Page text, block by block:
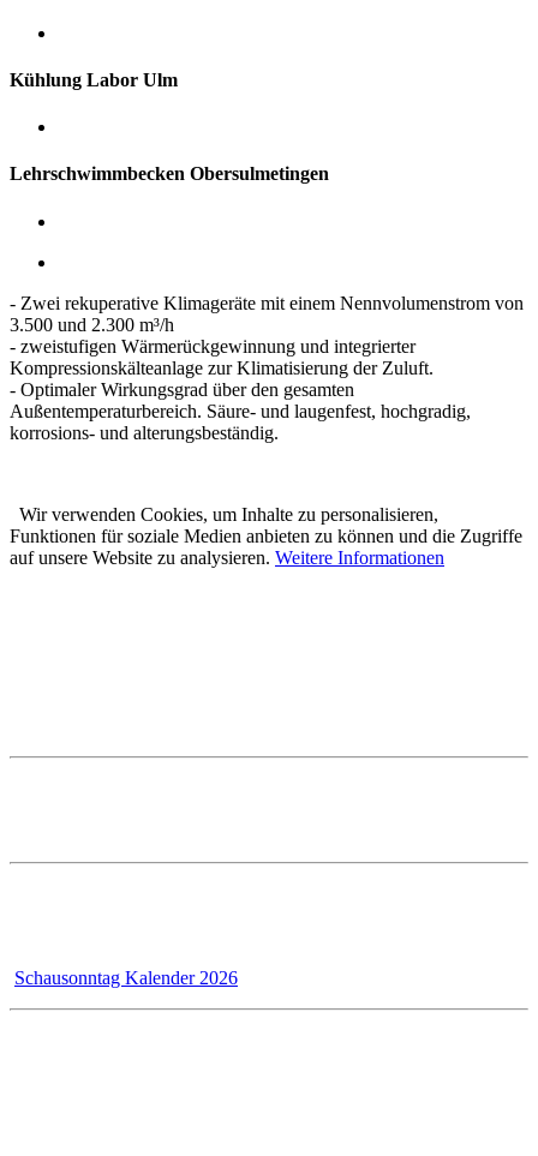
Kühlung Labor Ulm
Lehrschwimmbecken Obersulmetingen
- Zwei rekuperative Klimageräte mit einem Nennvolumenstrom von
3.500 und 2.300 m³/h
- zweistufigen Wärmerückgewinnung und integrierter
Kompressionskälteanlage zur Klimatisierung der Zuluft.
- Optimaler Wirkungsgrad über den gesamten
Außentemperaturbereich. Säure- und laugenfest, hochgradig,
korrosions- und alterungsbeständig.
Wir verwenden Cookies, um Inhalte zu personalisieren,
Funktionen für soziale Medien anbieten zu können und die Zugriffe
auf unsere Website zu analysieren. Weitere Informationen
Schausonntag Kalender 2026